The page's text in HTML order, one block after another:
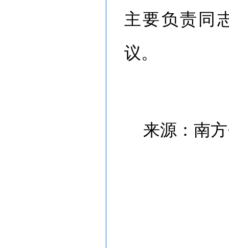
主要负责同
议。
来源：南方